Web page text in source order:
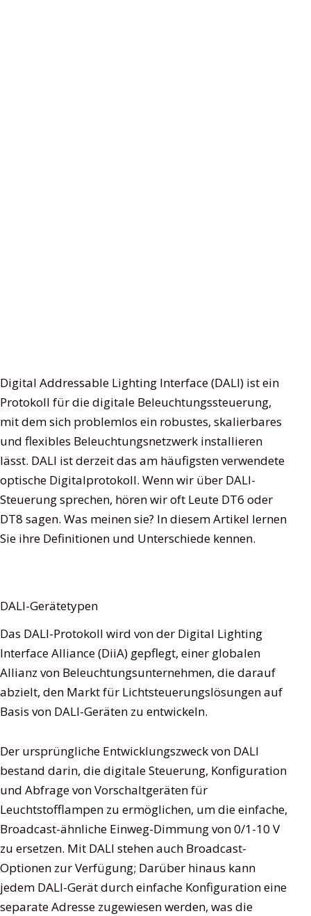
Digital Addressable Lighting Interface (DALI) ist ein
Protokoll für die digitale Beleuchtungssteuerung,
mit dem sich problemlos ein robustes, skalierbares
und flexibles Beleuchtungsnetzwerk installieren
lässt. DALI ist derzeit das am häufigsten verwendete
optische Digitalprotokoll. Wenn wir über DALI-
Steuerung sprechen, hören wir oft Leute DT6 oder
DT8 sagen. Was meinen sie? In diesem Artikel lernen
Sie ihre Definitionen und Unterschiede kennen.
DALI-Gerätetypen
Das DALI-Protokoll wird von der Digital Lighting
Interface Alliance (DiiA) gepflegt, einer globalen
Allianz von Beleuchtungsunternehmen, die darauf
abzielt, den Markt für Lichtsteuerungslösungen auf
Basis von DALI-Geräten zu entwickeln.
Der ursprüngliche Entwicklungszweck von DALI
bestand darin, die digitale Steuerung, Konfiguration
und Abfrage von Vorschaltgeräten für
Leuchtstofflampen zu ermöglichen, um die einfache,
Broadcast-ähnliche Einweg-Dimmung von 0/1-10 V
zu ersetzen. Mit DALI stehen auch Broadcast-
Optionen zur Verfügung; Darüber hinaus kann
jedem DALI-Gerät durch einfache Konfiguration eine
separate Adresse zugewiesen werden, was die